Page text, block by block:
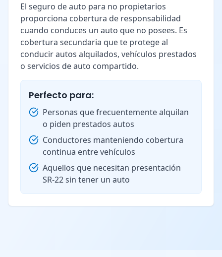
El seguro de auto para no propietarios
proporciona cobertura de responsabilidad
cuando conduces un auto que no posees. Es
cobertura secundaria que te protege al
conducir autos alquilados, vehículos prestados
o servicios de auto compartido.
Perfecto para:
Personas que frecuentemente alquilan
o piden prestados autos
Conductores manteniendo cobertura
continua entre vehículos
Aquellos que necesitan presentación
SR-22 sin tener un auto